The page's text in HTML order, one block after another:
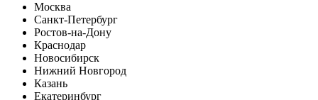
Москва
Санкт-Петербург
Ростов-на-Дону
Краснодар
Новосибирск
Нижний Новгород
Казань
Екатеринбург